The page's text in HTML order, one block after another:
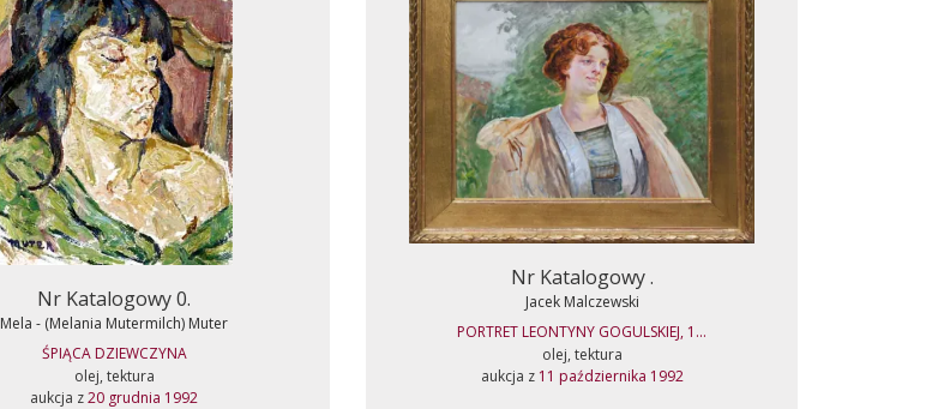
Nr Katalogowy 0.
Mela - (Melania Mutermilch) Muter
ŚPIĄCA DZIEWCZYNA
olej, tektura
aukcja z20 grudnia 1992
Nr Katalogowy .
Jacek Malczewski
PORTRET LEONTYNY GOGULSKIEJ, 1...
olej, tektura
aukcja z 11 października 1992